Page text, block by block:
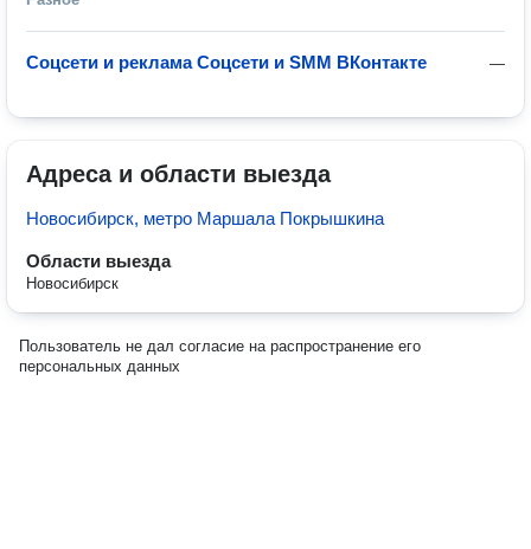
—
Соцсети и реклама Соцсети и SMM ВКонтакте
Адреса и области выезда
Новосибирск, метро Маршала Покрышкина
Области выезда
Новосибирск
Пользователь не дал согласие на распространение его
персональных данных